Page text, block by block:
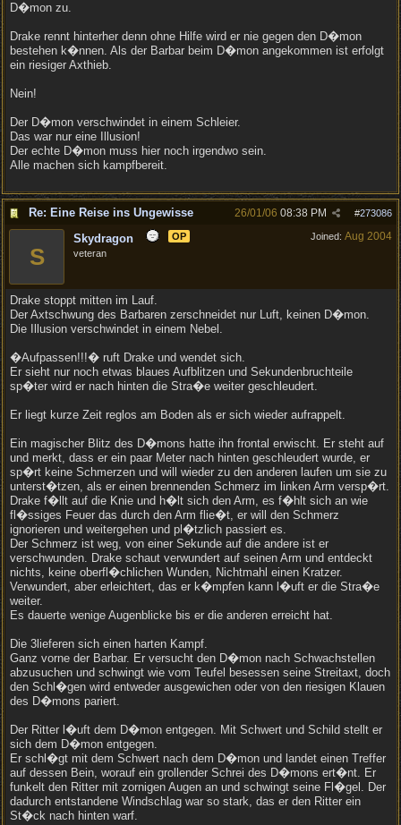
D�mon zu.
Drake rennt hinterher denn ohne Hilfe wird er nie gegen den D�mon
bestehen k�nnen. Als der Barbar beim D�mon angekommen ist erfolgt
ein riesiger Axthieb.
Nein!
Der D�mon verschwindet in einem Schleier.
Das war nur eine Illusion!
Der echte D�mon muss hier noch irgendwo sein.
Alle machen sich kampfbereit.
Re: Eine Reise ins Ungewisse #273086
26/01/06 08:38 PM
Joined: Aug 2004
S
Skydragon
OP
veteran
Drake stoppt mitten im Lauf.
Der Axtschwung des Barbaren zerschneidet nur Luft, keinen D�mon.
Die Illusion verschwindet in einem Nebel.
�Aufpassen!!!� ruft Drake und wendet sich.
Er sieht nur noch etwas blaues Aufblitzen und Sekundenbruchteile
sp�ter wird er nach hinten die Stra�e weiter geschleudert.
Er liegt kurze Zeit reglos am Boden als er sich wieder aufrappelt.
Ein magischer Blitz des D�mons hatte ihn frontal erwischt. Er steht auf
und merkt, dass er ein paar Meter nach hinten geschleudert wurde, er
sp�rt keine Schmerzen und will wieder zu den anderen laufen um sie zu
unterst�tzen, als er einen brennenden Schmerz im linken Arm versp�rt.
Drake f�llt auf die Knie und h�lt sich den Arm, es f�hlt sich an wie
fl�ssiges Feuer das durch den Arm flie�t, er will den Schmerz
ignorieren und weitergehen und pl�tzlich passiert es.
Der Schmerz ist weg, von einer Sekunde auf die andere ist er
verschwunden. Drake schaut verwundert auf seinen Arm und entdeckt
nichts, keine oberfl�chlichen Wunden, Nichtmahl einen Kratzer.
Verwundert, aber erleichtert, das er k�mpfen kann l�uft er die Stra�e
weiter.
Es dauerte wenige Augenblicke bis er die anderen erreicht hat.
Die 3lieferen sich einen harten Kampf.
Ganz vorne der Barbar. Er versucht den D�mon nach Schwachstellen
abzusuchen und schwingt wie vom Teufel besessen seine Streitaxt, doch
den Schl�gen wird entweder ausgewichen oder von den riesigen Klauen
des D�mons pariert.
Der Ritter l�uft dem D�mon entgegen. Mit Schwert und Schild stellt er
sich dem D�mon entgegen.
Er schl�gt mit dem Schwert nach dem D�mon und landet einen Treffer
auf dessen Bein, worauf ein grollender Schrei des D�mons ert�nt. Er
funkelt den Ritter mit zornigen Augen an und schwingt seine Fl�gel. Der
dadurch entstandene Windschlag war so stark, das er den Ritter ein
St�ck nach hinten warf.